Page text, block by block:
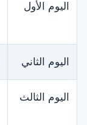
اليوم الأول
اليوم الثاني
اليوم الثالث